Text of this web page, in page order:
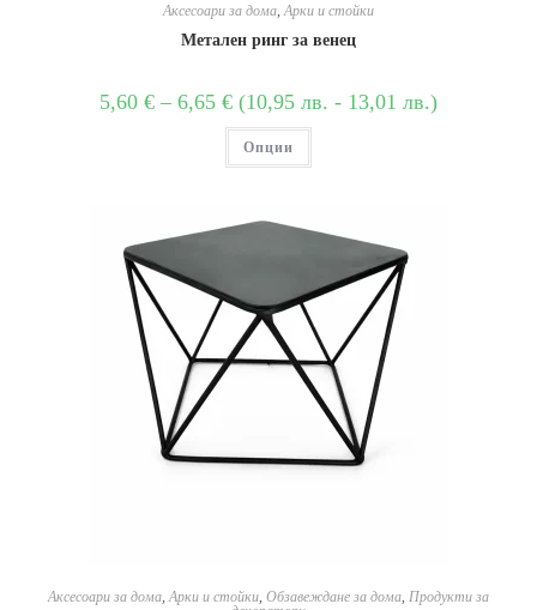
Аксесоари за дома Арки и стойки
Метален ринг за венец
5,60 € – 6,65 € (10,95 лв. - 13,01 лв.)
Опции
Аксесоари за дома,Арки и стойки, Обзавеждане за дома, Продукти за